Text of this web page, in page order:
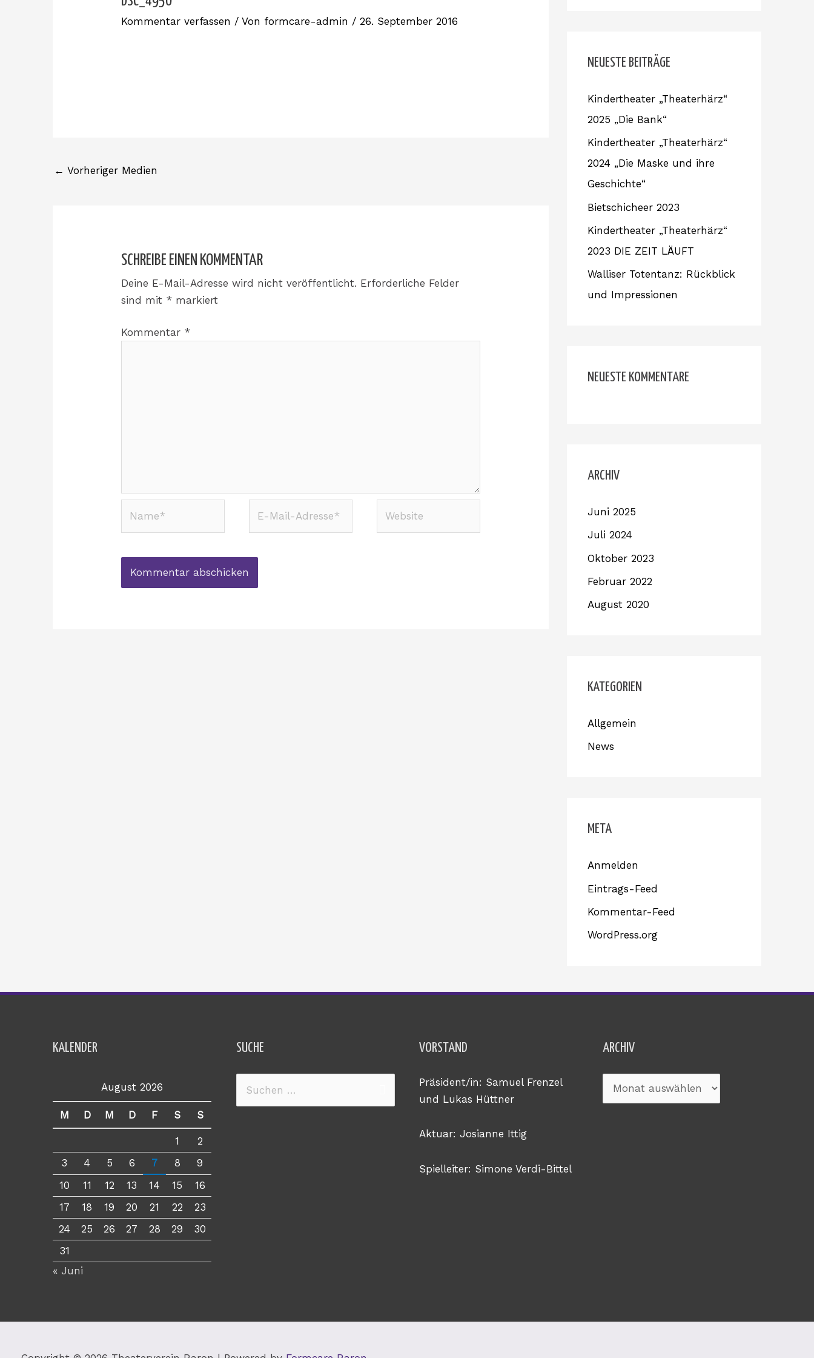
Kommentar verfassen / Von formcare-admin /26. September 2016
← Vorheriger Medien
SCHREIBE EINEN KOMMENTAR
Deine E-Mail-Adresse wird nicht veröffentlicht. Erforderliche Felder
sind mit * markiert
Kommentar *
e
n
a
c
h
:
NEUESTE BEITRÄGE
Kindertheater „Theaterhärz“
2025 „Die Bank“
Kindertheater „Theaterhärz“
2024 „Die Maske und ihre
Geschichte“
Bietschicheer 2023
Kindertheater „Theaterhärz“
2023 DIE ZEIT LÄUFT
Walliser Totentanz: Rückblick
und Impressionen
NEUESTE KOMMENTARE
ARCHIV
Juni 2025
Juli 2024
Oktober 2023
Februar 2022
August 2020
KATEGORIEN
Allgemein
News
META
Anmelden
Eintrags-Feed
Kommentar-Feed
WordPress.org
KALENDER
August 2026
M D M D F S S
1
2
3
4 5 6 7 8
9
10
11 12 13 14 15
16
17
18 19 20 21 22
23
24
25 26 27 28 29
30
31
« Juni
SUCHE
Suchen
nach:
VORSTAND
Präsident/in: Samuel Frenzel
und Lukas Hüttner
Aktuar: Josianne Ittig
Spielleiter: Simone Verdi-Bittel
ARCHIV
Archiv